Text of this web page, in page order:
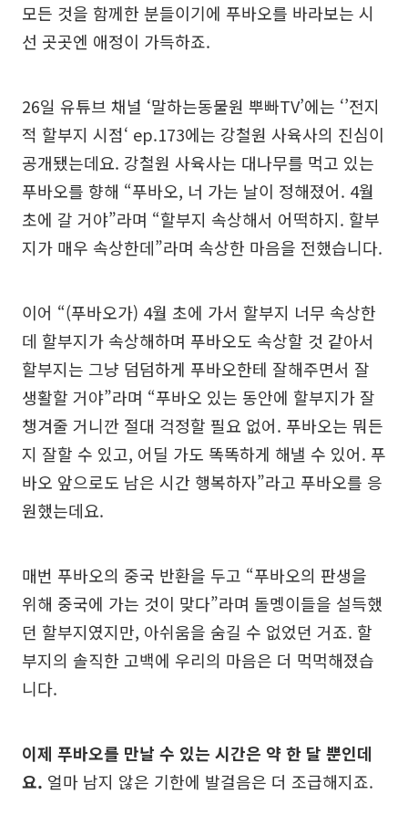
모든 것을 함께한 분들이기에 푸바오를 바라보는 시
선 곳곳엔 애정이 가득하죠.
26일 유튜브 채널 ‘말하는동물원 뿌빠TV’에는 ‘’전지
적 할부지 시점‘ ep.173에는 강철원 사육사의 진심이
공개됐는데요. 강철원 사육사는 대나무를 먹고 있는
푸바오를 향해 “푸바오, 너 가는 날이 정해졌어. 4월
초에 갈 거야”라며 “할부지 속상해서 어떡하지. 할부
지가 매우 속상한데”라며 속상한 마음을 전했습니다.
이어 “(푸바오가) 4월 초에 가서 할부지 너무 속상한
데 할부지가 속상해하며 푸바오도 속상할 것 같아서
할부지는 그냥 덤덤하게 푸바오한테 잘해주면서 잘
생활할 거야”라며 “푸바오 있는 동안에 할부지가 잘
챙겨줄 거니깐 절대 걱정할 필요 없어. 푸바오는 뭐든
지 잘할 수 있고, 어딜 가도 똑똑하게 해낼 수 있어. 푸
바오 앞으로도 남은 시간 행복하자”라고 푸바오를 응
원했는데요.
매번 푸바오의 중국 반환을 두고 “푸바오의 판생을
위해 중국에 가는 것이 맞다”라며 돌멩이들을 설득했
던 할부지였지만, 아쉬움을 숨길 수 없었던 거죠. 할
부지의 솔직한 고백에 우리의 마음은 더 먹먹해졌습
니다.
이제 푸바오를 만날 수 있는 시간은 약 한 달 뿐인데
요. 얼마 남지 않은 기한에 발걸음은 더 조급해지죠.